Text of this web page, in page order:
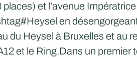
et l’avenue
en
du Heysel à Bruxelles et au
et le Ring.Dans un